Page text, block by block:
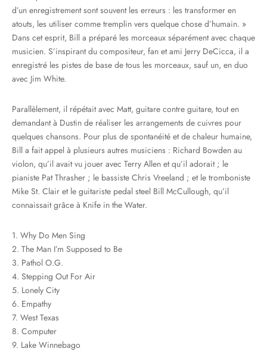
d’un enregistrement sont souvent les erreurs : les transformer en
atouts, les utiliser comme tremplin vers quelque chose d’humain. »
Dans cet esprit, Bill a préparé les morceaux séparément avec chaque
musicien. S’inspirant du compositeur, fan et ami Jerry DeCicca, il a
enregistré les pistes de base de tous les morceaux, sauf un, en duo
avec Jim White.
Parallèlement, il répétait avec Matt, guitare contre guitare, tout en
demandant à Dustin de réaliser les arrangements de cuivres pour
quelques chansons. Pour plus de spontanéité et de chaleur humaine,
Bill a fait appel à plusieurs autres musiciens : Richard Bowden au
violon, qu’il avait vu jouer avec Terry Allen et qu’il adorait ; le
pianiste Pat Thrasher ; le bassiste Chris Vreeland ; et le tromboniste
Mike St. Clair et le guitariste pedal steel Bill McCullough, qu’il
connaissait grâce à Knife in the Water.
1. Why Do Men Sing
2. The Man I’m Supposed to Be
3. Pathol O.G.
4. Stepping Out For Air
5. Lonely City
6. Empathy
7. West Texas
8. Computer
9. Lake Winnebago